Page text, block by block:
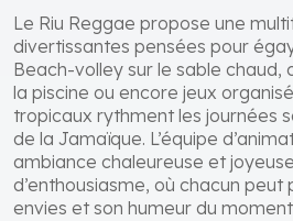
Le Riu Reggae propose une
divertissantes pensées pour
Beach-volley sur le sable chaud,
la piscine ou encore jeux
tropicaux rythment les journées
de la Jamaïque. L’équipe
ambiance chaleureuse et
d’enthousiasme, où chacun peut
envies et son humeur du